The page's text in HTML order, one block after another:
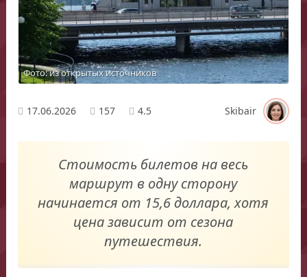
Фото: из открытых источников
17.06.2026 157 4.5 Skibair
Стоимость билетов на весь
маршрут в одну сторону
начинается от 15,6 доллара, хотя
цена зависит от сезона
путешествия.